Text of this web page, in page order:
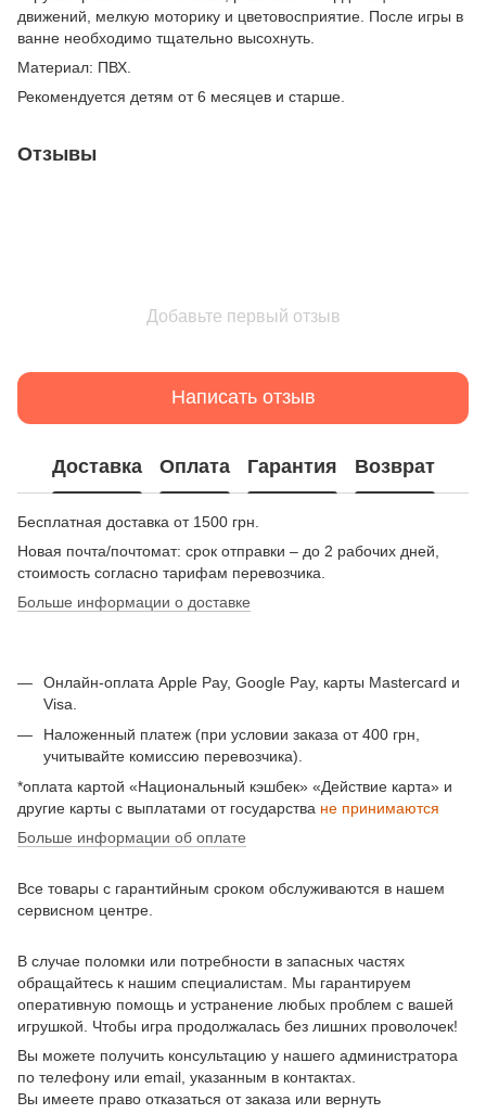
движений, мелкую моторику и цветовосприятие. После игры в
ванне необходимо тщательно высохнуть.
Материал: ПВХ.
Рекомендуется детям от 6 месяцев и старше.
Отзывы
Добавьте первый отзыв
Написать отзыв
Доставка Оплата Гарантия Возврат
Бесплатная доставка от 1500 грн.
Новая почта/почтомат: срок отправки – до 2 рабочих дней,
стоимость согласно тарифам перевозчика.
Больше информации о доставке
Онлайн-оплата Apple Pay, Google Pay, карты Mastercard и
Visa.
Наложенный платеж (при условии заказа от 400 грн,
учитывайте комиссию перевозчика).
*оплата картой «Национальный кэшбек» «Действие карта» и
другие карты с выплатами от государства не принимаются
Больше информации об оплате
Все товары с гарантийным сроком обслуживаются в нашем
сервисном центре.
В случае поломки или потребности в запасных частях
обращайтесь к нашим специалистам. Мы гарантируем
оперативную помощь и устранение любых проблем с вашей
игрушкой. Чтобы игра продолжалась без лишних проволочек!
Вы можете получить консультацию у нашего администратора
по телефону или email, указанным в контактах.
Вы имеете право отказаться от заказа или вернуть